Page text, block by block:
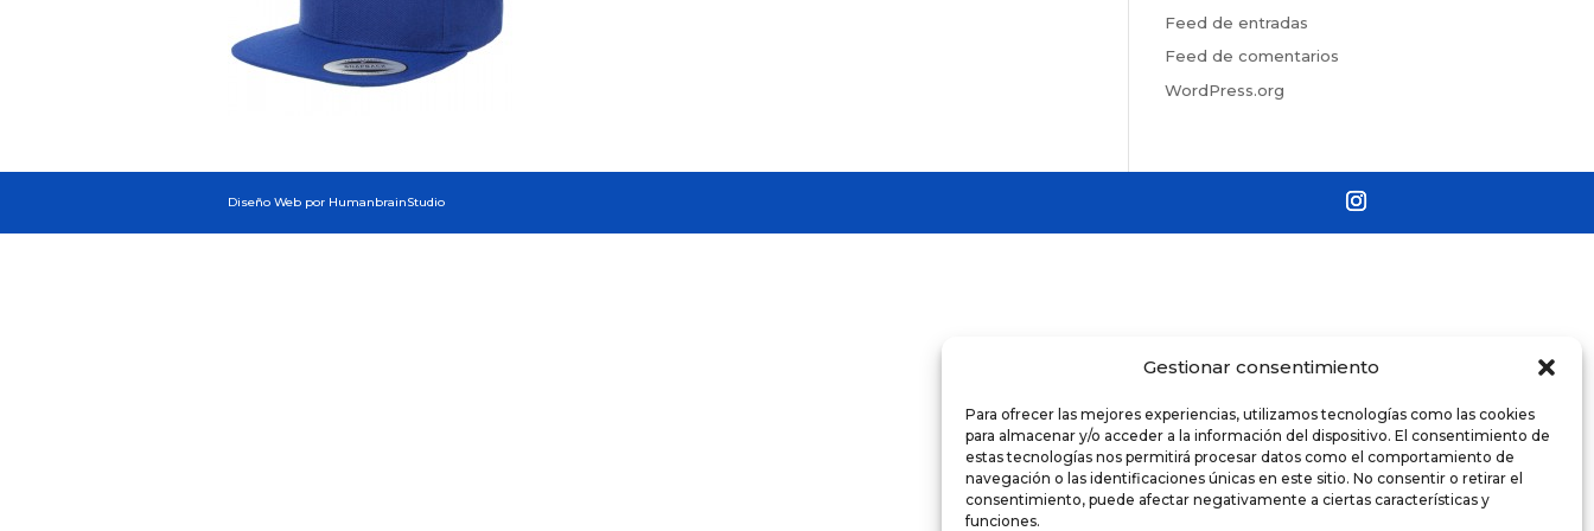
Gestionar consentimiento
Para ofrecer las mejores experiencias, utilizamos tecnologías como las cookies
para almacenar y/o acceder a la información del dispositivo. El consentimiento de
estas tecnologías nos permitirá procesar datos como el comportamiento de
navegación o las identificaciones únicas en este sitio. No consentir o retirar el
consentimiento, puede afectar negativamente a ciertas características y
funciones.
Feed de entradas
Feed de comentarios
WordPress.org
Diseño Web por HumanbrainStudio